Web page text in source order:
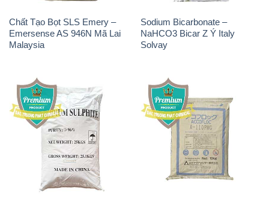
Chất Tạo Bọt SLS Emery –
Emersense AS 946N Mã Lai
Malaysia
Sodium Bicarbonate –
NaHCO3 Bicar Z Ý Italy
Solvay